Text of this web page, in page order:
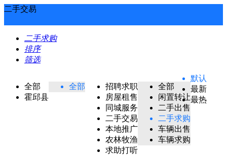
二手交易
二手求购
排序
筛选
全部
霍邱县
全部
招聘求职
房屋租售
同城服务
二手交易
本地推广
农林牧渔
求助打听
全部
闲置转让
二手出售
二手求购
车辆出售
车辆求购
默认
最新
最热